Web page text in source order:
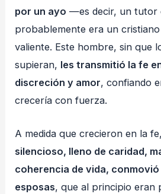
por un ayo —es decir, un tutor
probablemente era un
valiente. Este hombre, sin que
supieran, les transmitió la fe
discreción y amor, confiando
crecería con fuerza.
A medida que crecieron en la fe,
silencioso, lleno de caridad,
coherencia de vida, conmovió
esposas, que al principio eran